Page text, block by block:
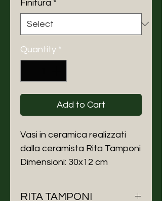
Finitura *
Quantity *
Add to Cart
Vasi in ceramica realizzati
dalla ceramista Rita Tamponi
Dimensioni: 30x12 cm
RITA TAMPONI